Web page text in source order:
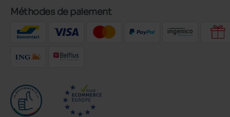
Méthodes de paiement